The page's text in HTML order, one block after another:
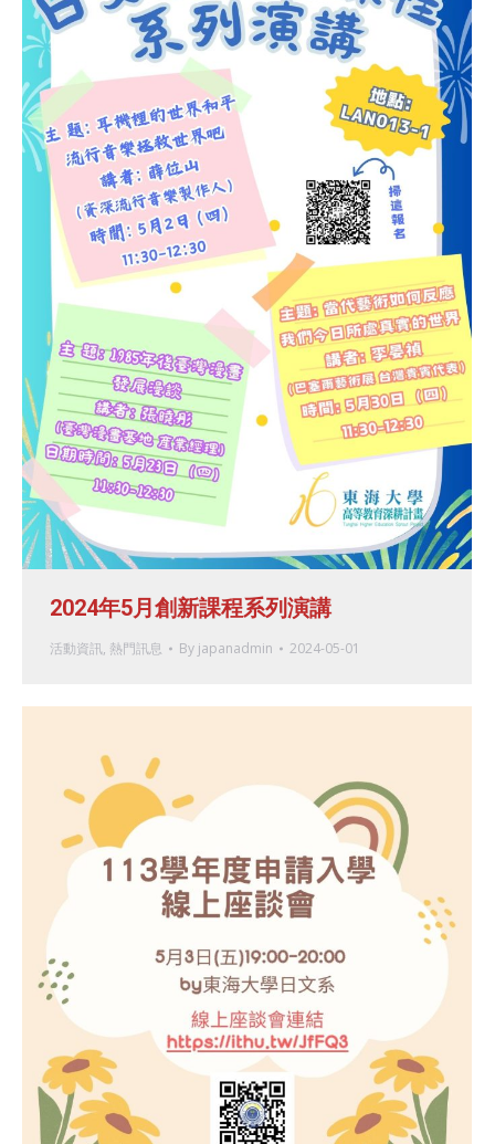
2024年5月創新課程系列演講
活動資訊, 熱門訊息 By japanadmin 2024-05-01